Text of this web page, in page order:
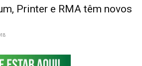
Printer e RMA têm novos